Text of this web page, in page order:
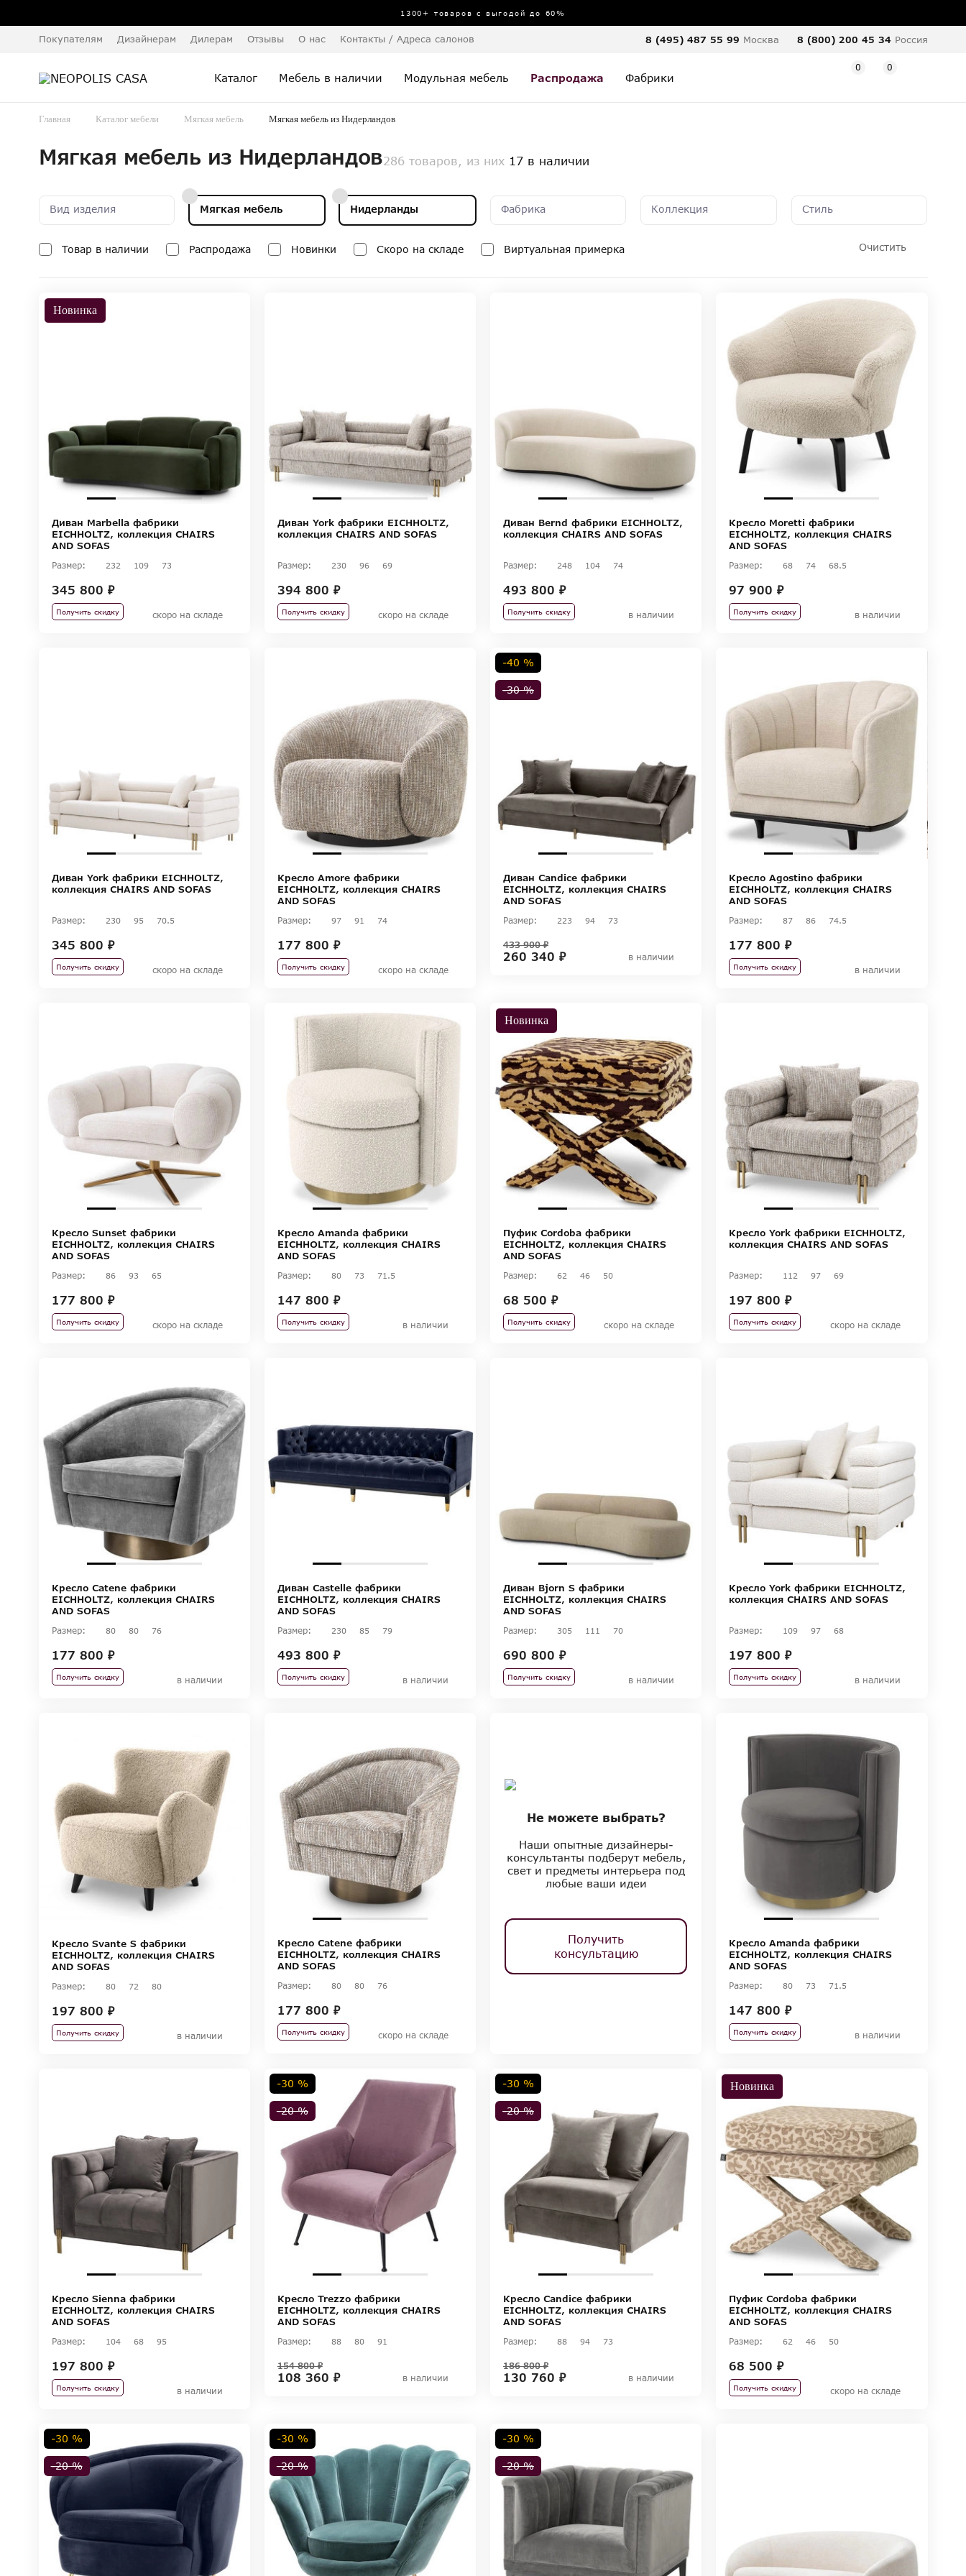
1300+ товаров с выгодой до 60%
Покупателям Дизайнерам Дилерам Отзывы О нас Контакты / Адреса салонов 8 (495) 487 55 99 Москва 8 (800) 200 45 34 Россия
Каталог Мебель в наличии Модульная мебель Распродажа Фабрики
0 0
Главная Каталог мебели Мягкая мебель Мягкая мебель из Нидерландов
Мягкая мебель из Нидерландов286 товаров, из них 17 в наличии
Вид изделия Мягкая мебель Нидерланды Фабрика Коллекция Стиль
Товар в наличии Распродажа Новинки Скоро на складе Виртуальная примерка Очистить
Новинка
Диван Marbella фабрики
EICHHOLTZ, коллекция CHAIRS
AND SOFAS
Размер: 232 109 73
345 800 ₽
Получить скидку скоро на складе
Диван York фабрики EICHHOLTZ,
коллекция CHAIRS AND SOFAS
Размер: 230 96 69
394 800 ₽
Получить скидку скоро на складе
Диван Bernd фабрики EICHHOLTZ,
коллекция CHAIRS AND SOFAS
Размер: 248 104 74
493 800 ₽
Получить скидку в наличии
Кресло Moretti фабрики
EICHHOLTZ, коллекция CHAIRS
AND SOFAS
Размер: 68 74 68.5
97 900 ₽
Получить скидку в наличии
Диван York фабрики EICHHOLTZ,
коллекция CHAIRS AND SOFAS
Размер: 230 95 70.5
345 800 ₽
Получить скидку скоро на складе
Кресло Amore фабрики
EICHHOLTZ, коллекция CHAIRS
AND SOFAS
Размер: 97 91 74
177 800 ₽
Получить скидку скоро на складе
-30 %
-40 %
Диван Candice фабрики
EICHHOLTZ, коллекция CHAIRS
AND SOFAS
Размер: 223 94 73
260 340 ₽
433 900 ₽
в наличии
Кресло Agostino фабрики
EICHHOLTZ, коллекция CHAIRS
AND SOFAS
Размер: 87 86 74.5
177 800 ₽
Получить скидку в наличии
Кресло Sunset фабрики
EICHHOLTZ, коллекция CHAIRS
AND SOFAS
Размер: 86 93 65
177 800 ₽
Получить скидку скоро на складе
Кресло Amanda фабрики
EICHHOLTZ, коллекция CHAIRS
AND SOFAS
Размер: 80 73 71.5
147 800 ₽
Получить скидку в наличии
Новинка
Пуфик Cordoba фабрики
EICHHOLTZ, коллекция CHAIRS
AND SOFAS
Размер: 62 46 50
68 500 ₽
Получить скидку скоро на складе
Кресло York фабрики EICHHOLTZ,
коллекция CHAIRS AND SOFAS
Размер: 112 97 69
197 800 ₽
Получить скидку скоро на складе
Кресло Catene фабрики
EICHHOLTZ, коллекция CHAIRS
AND SOFAS
Размер: 80 80 76
177 800 ₽
Получить скидку в наличии
Диван Castelle фабрики
EICHHOLTZ, коллекция CHAIRS
AND SOFAS
Размер: 230 85 79
493 800 ₽
Получить скидку в наличии
Диван Bjorn S фабрики
EICHHOLTZ, коллекция CHAIRS
AND SOFAS
Размер: 305 111 70
690 800 ₽
Получить скидку в наличии
Кресло York фабрики EICHHOLTZ,
коллекция CHAIRS AND SOFAS
Размер: 109 97 68
197 800 ₽
Получить скидку в наличии
Кресло Svante S фабрики
EICHHOLTZ, коллекция CHAIRS
AND SOFAS
Размер: 80 72 80
197 800 ₽
Получить скидку в наличии
Кресло Catene фабрики
EICHHOLTZ, коллекция CHAIRS
AND SOFAS
Размер: 80 80 76
177 800 ₽
Получить скидку скоро на складе
Не можете выбрать?
Наши опытные дизайнеры-
консультанты подберут мебель,
свет и предметы интерьера под
любые ваши идеи
Получить
консультацию
Кресло Amanda фабрики
EICHHOLTZ, коллекция CHAIRS
AND SOFAS
Размер: 80 73 71.5
147 800 ₽
Получить скидку в наличии
Кресло Sienna фабрики
EICHHOLTZ, коллекция CHAIRS
AND SOFAS
Размер: 104 68 95
197 800 ₽
Получить скидку в наличии
-20 %
-30 %
Кресло Trezzo фабрики
EICHHOLTZ, коллекция CHAIRS
AND SOFAS
Размер: 88 80 91
108 360 ₽
154 800 ₽
в наличии
-20 %
-30 %
Кресло Candice фабрики
EICHHOLTZ, коллекция CHAIRS
AND SOFAS
Размер: 88 94 73
130 760 ₽
186 800 ₽
в наличии
Новинка
Пуфик Cordoba фабрики
EICHHOLTZ, коллекция CHAIRS
AND SOFAS
Размер: 62 46 50
68 500 ₽
Получить скидку скоро на складе
-20 %
-30 %
-20 %
-30 %
-20 %
-30 %